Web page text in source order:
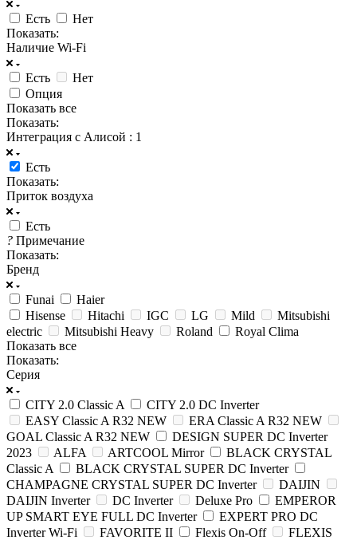
Есть
Нет
Показать:
Наличие Wi-Fi
Есть
Нет
Опция
Показать все
Показать:
Интеграция с Алисой : 1
Есть
Показать:
Приток воздуха
Есть
? Примечание
Показать:
Бренд
Funai
Haier
Hisense
Hitachi IGC LG Mild
Mitsubishi
electric
Mitsubishi Heavy Roland
Royal Clima
Показать все
Показать:
Серия
CITY 2.0 Classic A
CITY 2.0 DC Inverter
EASY Classic A R32 NEW
ERA Classic A R32 NEW
GOAL Classic A R32 NEW
DESIGN SUPER DC Inverter
2023
ALFA ARTCOOL Mirror
BLACK CRYSTAL
Classic A
BLACK CRYSTAL SUPER DC Inverter
CHAMPAGNE CRYSTAL SUPER DC Inverter
DAIJIN
DAIJIN Inverter
DC Inverter Deluxe Pro
EMPEROR
UP SMART EYE FULL DC Inverter
EXPERT PRO DC
Inverter Wi-Fi
FAVORITE II Flexis On-Off
FLEXIS